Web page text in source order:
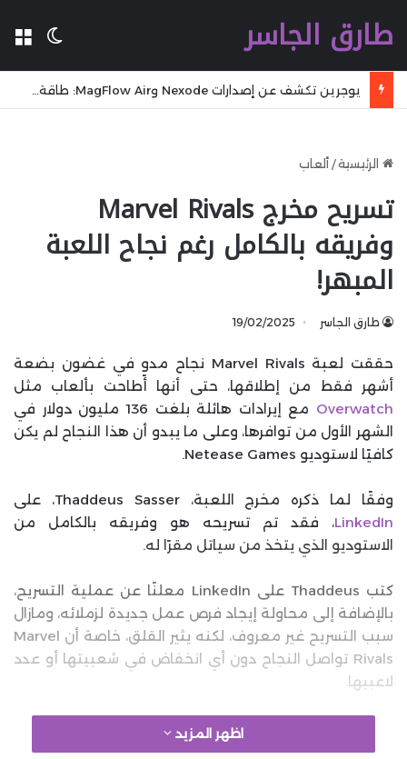
طارق الجاسر
الرئيسية/ ألعاب
تسريح مخرج Marvel Rivals
وفريقه بالكامل رغم نجاح اللعبة
المبهر!
طارق الجاسر 19/02/2025
حققت لعبة Marvel Rivals نجاح مدوٍ في غضون بضعة
أشهر فقط من إطلاقها، حتى أنها أطاحت بألعاب مثل
Overwatch
مع إيرادات هائلة بلغت 136 مليون دولار في
الشهر الأول من توافرها، وعلى ما يبدو أن هذا النجاح لم يكن
كافيًا لاستوديو Netease Games.
وفقًا لما ذكره مخرج اللعبة، Thaddeus Sasser، على
LinkedIn، فقد تم تسريحه هو وفريقه بالكامل من
الاستوديو الذي يتخذ من سياتل مقرًا له.
كتب Thaddeus على LinkedIn معلنًا عن عملية التسريح،
بالإضافة إلى محاولة إيجاد فرص عمل جديدة لزملائه، ومازال
سبب التسريح غير معروف، لكنه يثير القلق، خاصة أن Marvel
Rivals تواصل النجاح دون أي انخفاض في شعبيتها أو عدد
لاعبيها.
اظهر المزيد